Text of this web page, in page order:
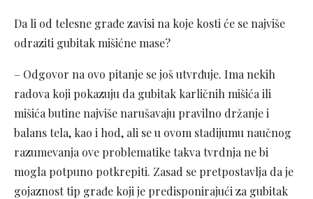
Da li od telesne građe zavisi na koje kosti će se najviše
odraziti gubitak mišićne mase?
– Odgovor na ovo pitanje se još utvrđuje. Ima nekih
radova koji pokazuju da gubitak karličnih mišića ili
mišića butine najviše narušavaju pravilno držanje i
balans tela, kao i hod, ali se u ovom stadijumu naučnog
razumevanja ove problematike takva tvrdnja ne bi
mogla potpuno potkrepiti. Zasad se pretpostavlja da je
gojaznost tip građe koji je predisponirajući za gubitak